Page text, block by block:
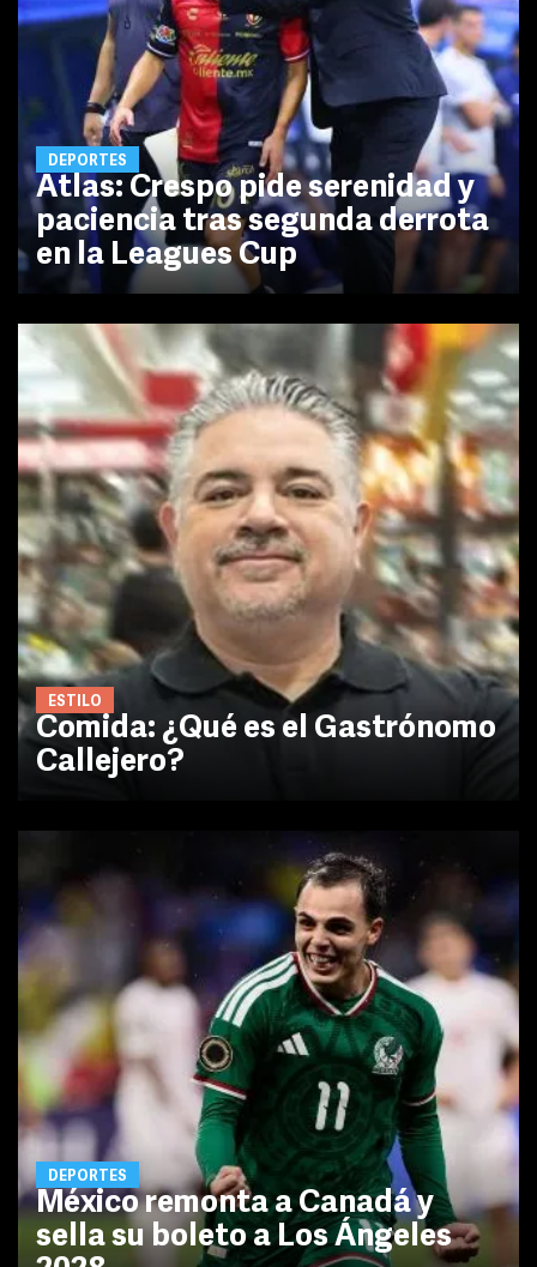
DEPORTES
Atlas: Crespo pide serenidad y
paciencia tras segunda derrota
en la Leagues Cup
ESTILO
Comida: ¿Qué es el Gastrónomo
Callejero?
DEPORTES
México remonta a Canadá y
sella su boleto a Los Ángeles